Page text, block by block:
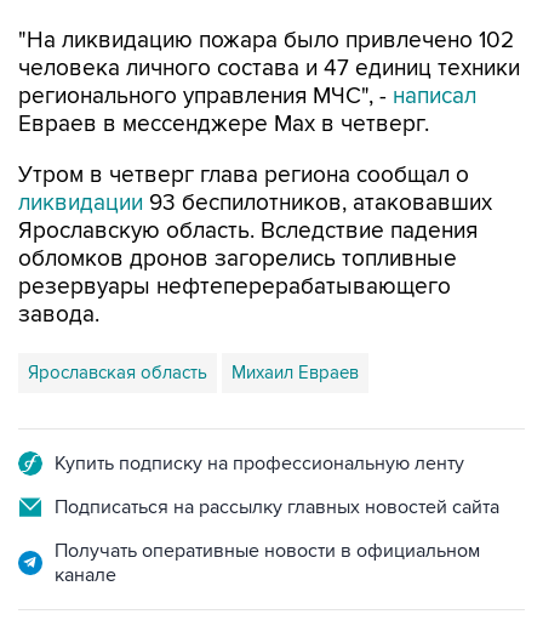
регионального управления МЧС", -написал
Евраев в мессенджере Мах в четверг.
Утром в четверг глава региона сообщал о
Ярославскую область. Вследствие падения
обломков дронов загорелись топливные
резервуары нефтеперерабатывающего
завода.
Ярославская область
Подписаться на рассылку главных новостей сайта
Получать оперативные новости в официальном
канале
НОВОСТИ ПО ТЕМЕ